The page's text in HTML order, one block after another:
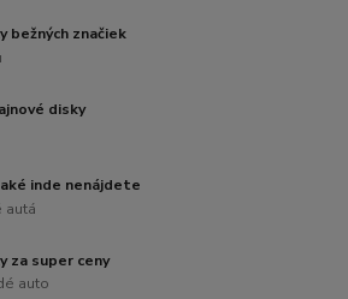
bežných značiek
disky
inde nenájdete
autá
za super ceny
auto